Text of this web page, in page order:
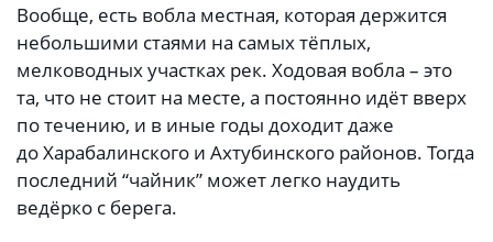
Вообще, есть вобла местная, которая держится
небольшими стаями на самых тёплых,
мелководных участках рек. Ходовая вобла – это
та, что не стоит на месте, а постоянно идёт вверх
по течению, и в иные годы доходит даже
до Харабалинского и Ахтубинского районов. Тогда
последний “чайник” может легко наудить
ведёрко с берега.